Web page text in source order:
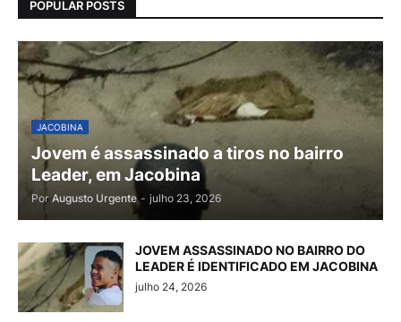
POPULAR POSTS
JACOBINA
Jovem é assassinado a tiros no bairro
Leader, em Jacobina
Por Augusto Urgente - julho 23, 2026
JOVEM ASSASSINADO NO BAIRRO DO
LEADER É IDENTIFICADO EM JACOBINA
julho 24, 2026